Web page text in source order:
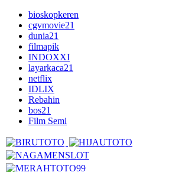
bioskopkeren
cgvmovie21
dunia21
filmapik
INDOXXI
layarkaca21
netflix
IDLIX
Rebahin
bos21
Film Semi